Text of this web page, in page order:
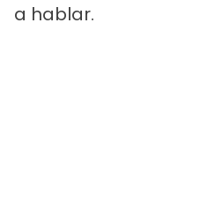
a hablar.